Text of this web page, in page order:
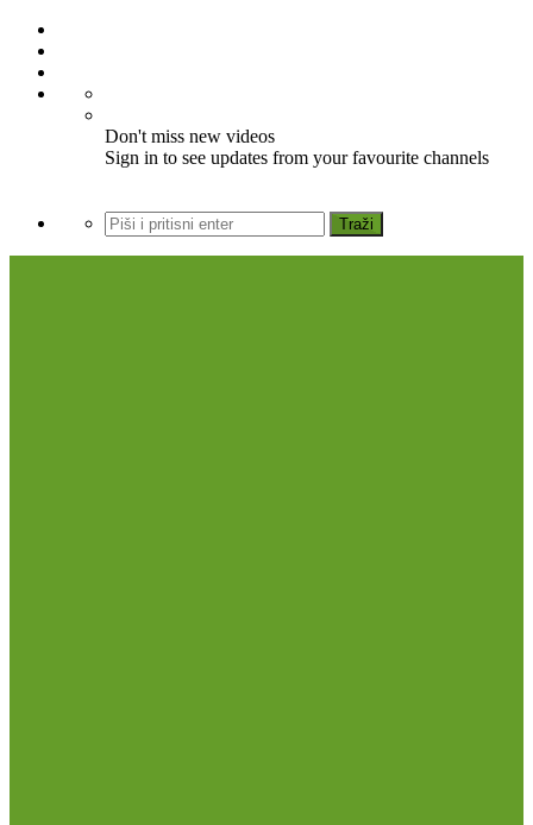
Don't miss new videos
Sign in to see updates from your favourite channels